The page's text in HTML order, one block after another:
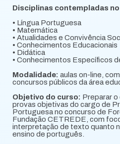
Disciplinas contempladas
• Língua Portuguesa
• Matemática
• Atualidades e Convivência
• Conhecimentos Educacionais
• Didática
• Conhecimentos Específicos
Modalidade: aulas on-line,
concursos públicos da área
Objetivo do curso: Preparar
provas objetivas do cargo de
Portuguesa no concurso de
Fundação CETREDE, com
interpretação de texto quanto
ensino de português.